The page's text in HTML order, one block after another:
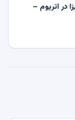
در اتریوم –